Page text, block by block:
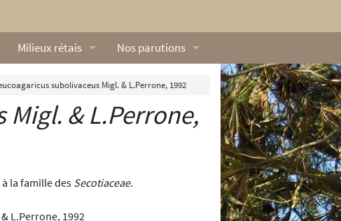
Milieux rétais
Lexique
Galerie rétaise
Nos parutions
Dossiers
L’Œillet des dunes
Vidéos naturalistes de Ré Nature
subolivaceus Migl. & L.Perrone, 1992
Migl. & L.Perrone,
la famille desSecotiaceae.